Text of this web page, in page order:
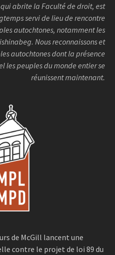
abrite la Faculté de droit, est
servi de lieu de rencontre
autochtones, notamment les
Nous reconnaissons et
autochtones dont la présence
les peuples du monde entier se
réunissent maintenant.
de McGill lancent une
contre le projet de loi 89 du